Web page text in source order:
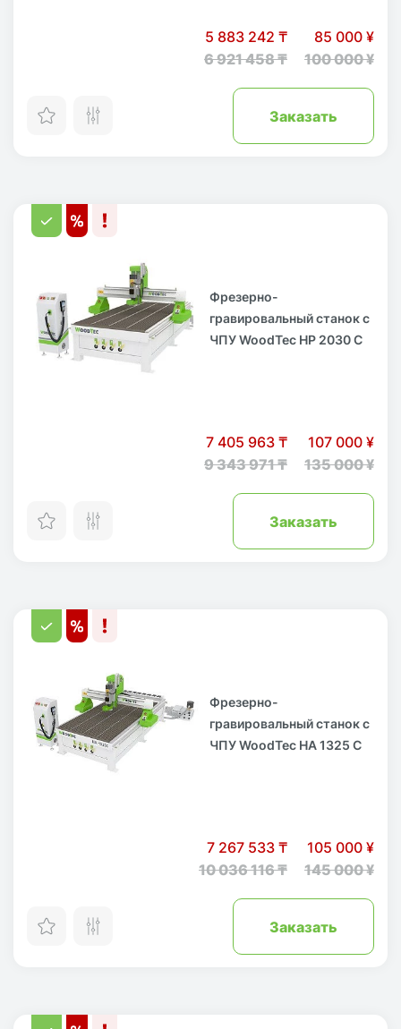
5 883 242 ₸
6 921 458 ₸
85 000 ¥
100 000 ¥
Заказать
Фрезерно-
гравировальный станок с
ЧПУ WoodTec HP 2030 C
7 405 963 ₸
9 343 971 ₸
107 000 ¥
135 000 ¥
Заказать
Фрезерно-
гравировальный станок с
ЧПУ WoodTec HA 1325 C
7 267 533 ₸
10 036 116 ₸
105 000 ¥
145 000 ¥
Заказать